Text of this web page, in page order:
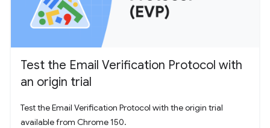
Test the Email Verification Protocol with
an origin trial
Test the Email Verification Protocol with the origin trial
available from Chrome 150.